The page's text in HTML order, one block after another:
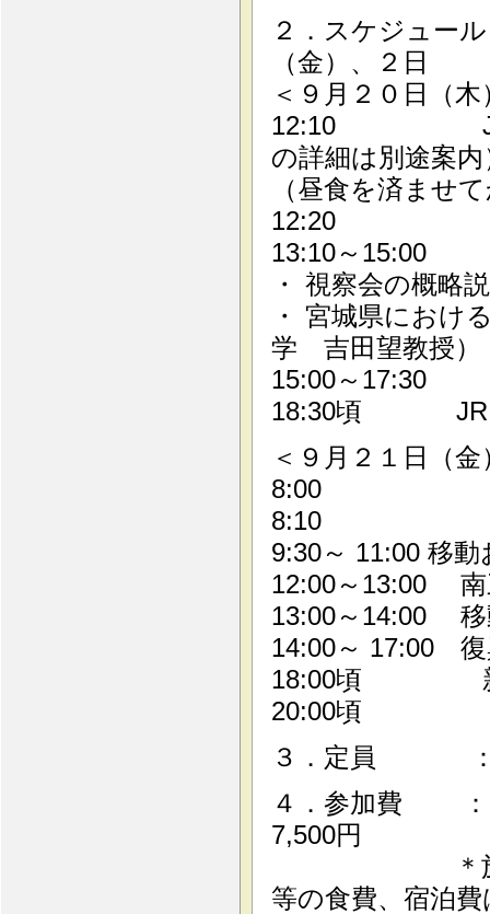
２．スケジュー
（金）、２日
＜９月２０日（木
12:10 JR「仙
の詳細は別途案内
（昼食を済ませ
12:20
13:10～15:00
・ 視察会の概略
・ 宮城県におけ
学 吉田望教授）
15:00～17:30
18:30頃 JR
＜９月２１日（金
8:00 JR「仙
8:10
9:30～ 11:00 移
12:00～13:00
13:00～14:00 移
14:00～ 17:00
18:00頃 新幹
20:00頃 JR
３．定員 ：
４．参加費 ：
7,500円
＊施設入場
等の食費、宿泊